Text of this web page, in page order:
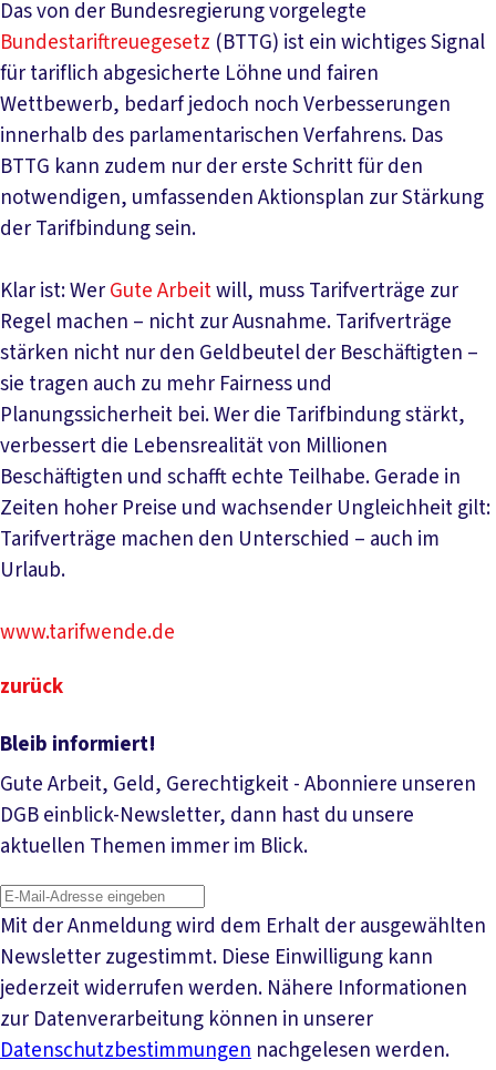
Das von der Bundesregierung vorgelegte
Bundestariftreuegesetz (BTTG) ist ein wichtiges Signal
für tariflich abgesicherte Löhne und fairen
Wettbewerb, bedarf jedoch noch Verbesserungen
innerhalb des parlamentarischen Verfahrens. Das
BTTG kann zudem nur der erste Schritt für den
notwendigen, umfassenden Aktionsplan zur Stärkung
der Tarifbindung sein.
Klar ist: WerGute Arbeitwill, muss Tarifverträge zur
Regel machen – nicht zur Ausnahme. Tarifverträge
stärken nicht nur den Geldbeutel der Beschäftigten –
sie tragen auch zu mehr Fairness und
Planungssicherheit bei. Wer die Tarifbindung stärkt,
verbessert die Lebensrealität von Millionen
Beschäftigten und schafft echte Teilhabe. Gerade in
Zeiten hoher Preise und wachsender Ungleichheit gilt:
Tarifverträge machen den Unterschied – auch im
Urlaub.
www.tarifwende.de
zurück
Bleib informiert!
Gute Arbeit, Geld, Gerechtigkeit - Abonniere unseren
DGB einblick-Newsletter, dann hast du unsere
aktuellen Themen immer im Blick.
Mit der Anmeldung wird dem Erhalt der ausgewählten
Newsletter zugestimmt. Diese Einwilligung kann
jederzeit widerrufen werden. Nähere Informationen
zur Datenverarbeitung können in unserer
Datenschutzbestimmungen nachgelesen werden.